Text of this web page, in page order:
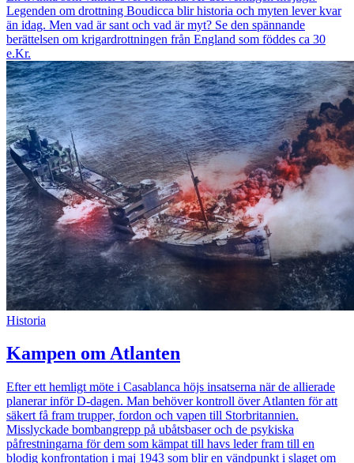
Legenden om drottning Boudicca blir historia och myten lever kvar
än idag. Men vad är sant och vad är myt? Se den spännande
berättelsen om krigardrottningen från England som föddes ca 30
e.Kr.
Historia
Kampen om Atlanten
Efter ett hemligt möte i Casablanca höjs insatserna när de allierade
planerar inför D-dagen. Man behöver kontroll över Atlanten för att
säkert få fram trupper, fordon och vapen till Storbritannien.
Misslyckade bombangrepp på ubåtsbaser och de psykiska
påfrestningarna för dem som kämpat till havs leder fram till en
blodig konfrontation i maj 1943 som blir en vändpunkt i slaget om